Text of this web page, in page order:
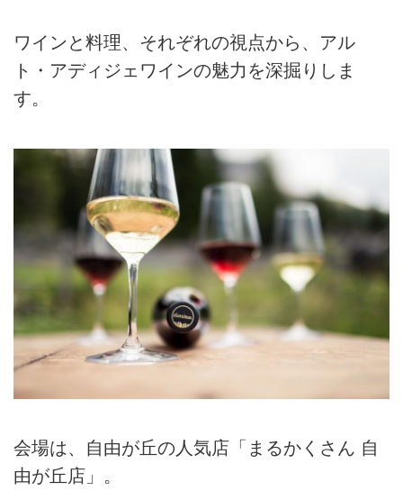
ワインと料理、それぞれの視点から、アル
ト・アディジェワインの魅力を深掘りしま
す。
会場は、自由が丘の人気店「まるかくさん 自
由が丘店」。